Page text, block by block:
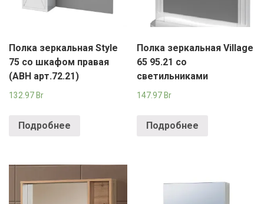
Полка зеркальная Style
75 со шкафом правая
(АВН арт.72.21)
132.97Br
Подробнее
Полка зеркальная Village
65 95.21 со
светильниками
147.97Br
Подробнее